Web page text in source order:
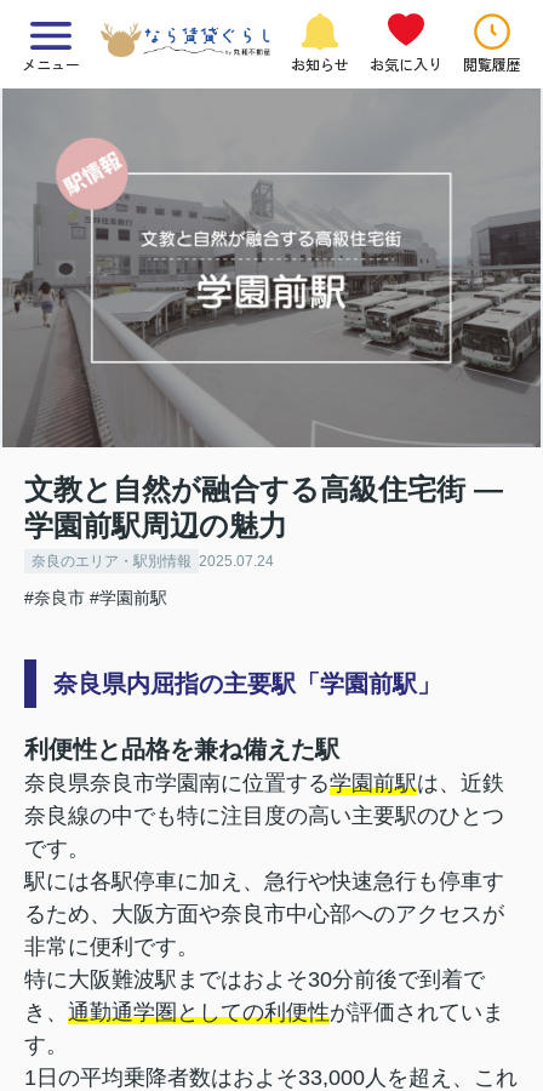
メニュー お知らせ お気に入り 閲覧履歴
文教と自然が融合する高級住宅街 ―
学園前駅周辺の魅力
奈良のエリア・駅別情報 2025.07.24
#奈良市 #学園前駅
奈良県内屈指の主要駅「学園前駅」
利便性と品格を兼ね備えた駅
奈良県奈良市学園南に位置する学園前駅は、近鉄
奈良線の中でも特に注目度の高い主要駅のひとつ
です。
駅には各駅停車に加え、急行や快速急行も停車す
るため、大阪方面や奈良市中心部へのアクセスが
非常に便利です。
特に大阪難波駅まではおよそ30分前後で到着で
き、 通勤通学圏としての利便性が評価されていま
す。
1日の平均乗降者数はおよそ33,000人を超え、これ